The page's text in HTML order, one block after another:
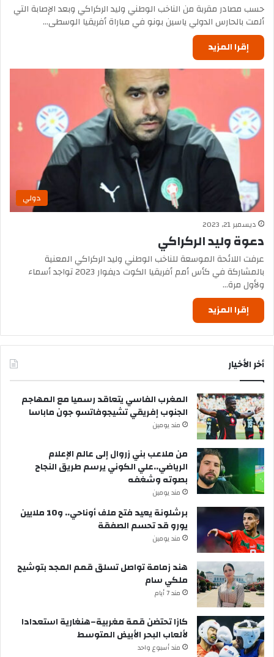
حسب مصادر مقربة من الناخب الوطني وليد الركراكي وبعد الإصابة التي
ألمت بالحارس الدولي ياسين بونو في مباراة أفريقيا الوسطى…
إقرا المزيد
دولي
ديسمبر 21, 2023
دعوة وليد الركراكي
عرفت اللائحة الموسعة للناخب الوطني وليد الركراكي المعنية
بالمشاركة في كأس أمم أفريقيا الكوت ديفوار 2023 تواجد أسماء
ولأول مرة…
إقرا المزيد
أخر الأخيار
المغرب الفاسي يتعاقد رسميا مع المهاجم
الجنوب إفريقي تشيجوفاتسو جون ماباسا
مند يومين
من ملاعب بني زروال إلى عالم الإعلام
الرياضي..علي الكوني يرسم طريق النجاح
بصوته وشغفه
مند يومين
برشلونة يعيد فتح ملف أوناحي.. و10 ملايين
يورو قد تحسم الصفقة
مند يومين
هند زمامة تواصل تسلق قمم المجد بتوشيح
ملكي سام
مند 7 أيام
كازا تحتضن قمة مغربية–هنغارية استعدادا
لألعاب البحر الأبيض المتوسط
مند أسبوع واحد